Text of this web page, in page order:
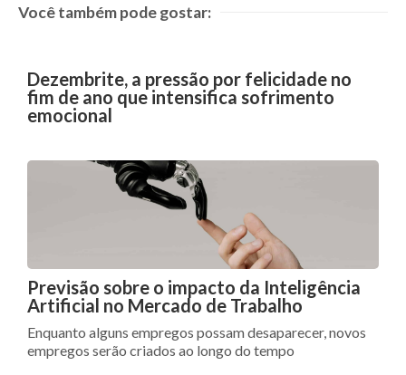
Você também pode gostar:
Dezembrite, a pressão por felicidade no
fim de ano que intensifica sofrimento
emocional
Previsão sobre o impacto da Inteligência
Artificial no Mercado de Trabalho
Enquanto alguns empregos possam desaparecer, novos
empregos serão criados ao longo do tempo